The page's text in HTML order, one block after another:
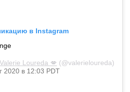
в Instagram
Loureda 💋 (@valerieloureda)
2020 в 12:03 PDT